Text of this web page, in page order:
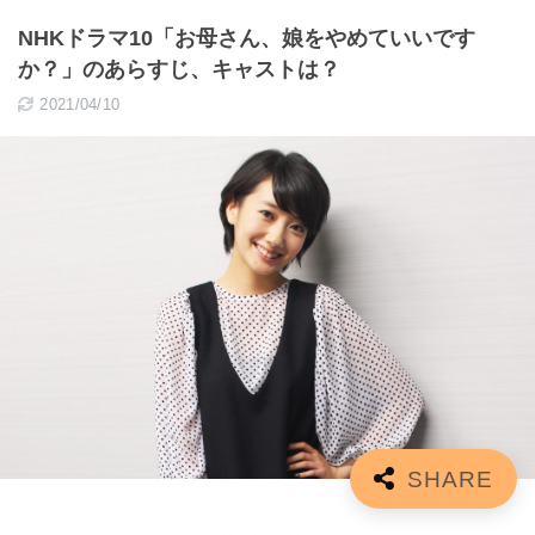
NHKドラマ10「お母さん、娘をやめていいです
か？」のあらすじ、キャストは？
2021/04/10